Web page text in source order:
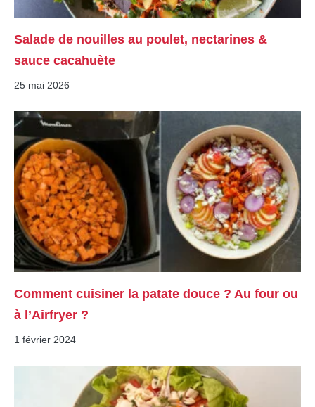
Salade de nouilles au poulet, nectarines &
sauce cacahuète
25 mai 2026
Comment cuisiner la patate douce ? Au four ou
à l’Airfryer ?
1 février 2024